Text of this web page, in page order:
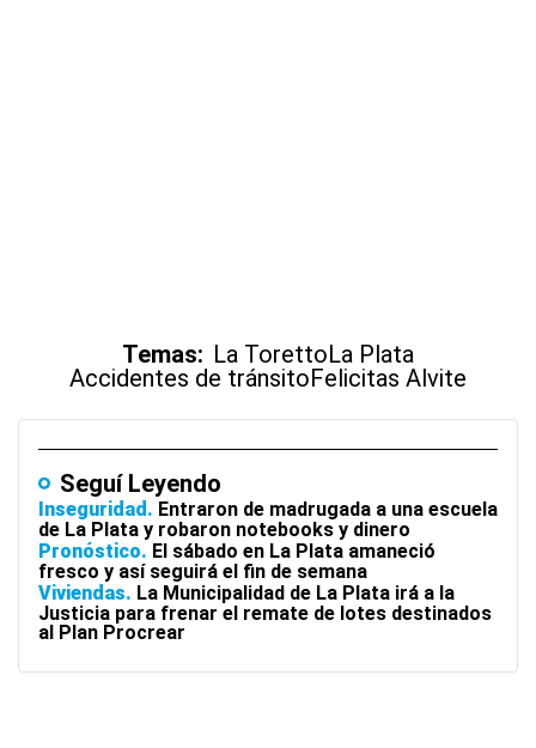
Temas: La TorettoLa Plata
Accidentes de tránsitoFelicitas Alvite
Seguí Leyendo
Inseguridad
Entraron de madrugada a una escuela
de La Plata y robaron notebooks y dinero
Pronóstico El sábado en La Plata amaneció
fresco y así seguirá el fin de semana
Viviendas La Municipalidad de La Plata irá a la
Justicia para frenar el remate de lotes destinados
al Plan Procrear